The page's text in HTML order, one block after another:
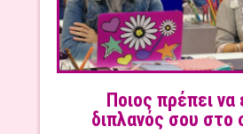
Ποιος πρέπει να
διπλανός σου στο